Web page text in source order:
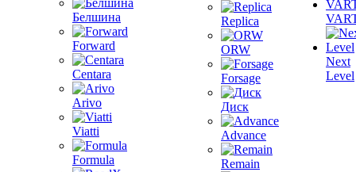
Белшина
Forward
Centara
Arivo
Viatti
Formula
Replica
ORW
Forsage
Диск
Advance
Remain
Next
Level